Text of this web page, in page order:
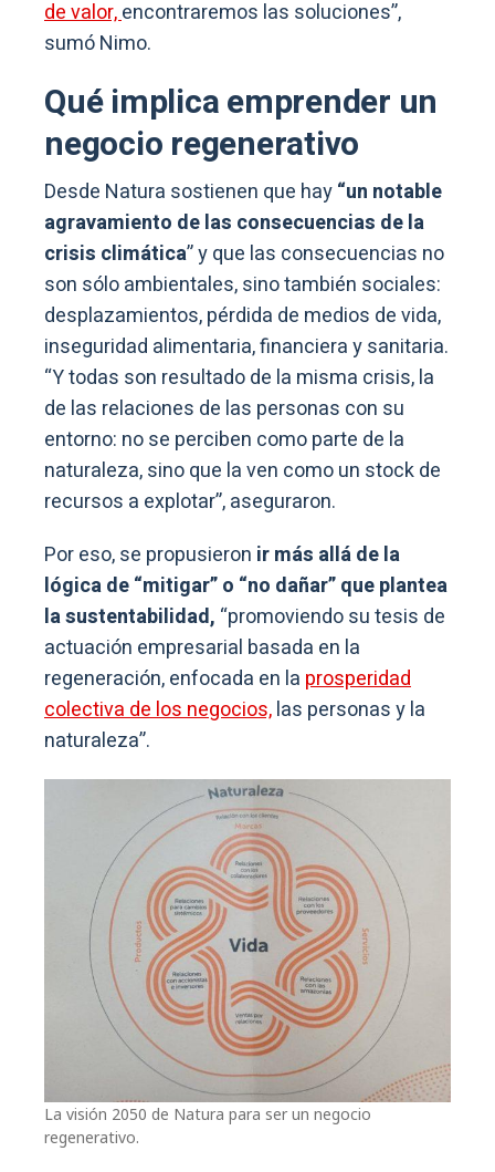
de valor,encontraremos las soluciones”,
sumó Nimo.
Qué implica emprender un
negocio regenerativo
Desde Natura sostienen que hay“un notable
agravamiento de las consecuencias de la
crisis climática” y que las consecuencias no
son sólo ambientales, sino también sociales:
desplazamientos, pérdida de medios de vida,
inseguridad alimentaria, financiera y sanitaria.
“Y todas son resultado de la misma crisis, la
de las relaciones de las personas con su
entorno: no se perciben como parte de la
naturaleza, sino que la ven como un stock de
recursos a explotar”, aseguraron.
Por eso, se propusieron ir más allá de la
lógica de “mitigar” o “no dañar” que plantea
la sustentabilidad, “promoviendo su tesis de
actuación empresarial basada en la
regeneración, enfocada en la prosperidad
colectiva de los negocios,las personas y la
naturaleza”.
La visión 2050 de Natura para ser un negocio
regenerativo.